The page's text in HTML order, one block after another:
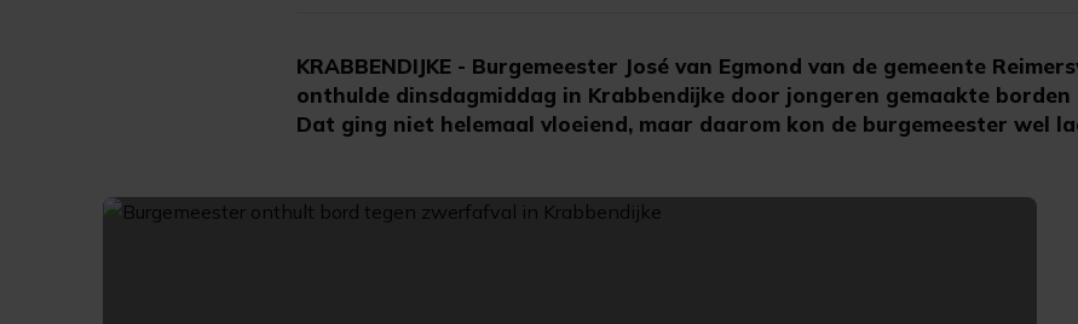
KRABBENDIJKE - Burgemeester José van Egmond van de gemeente
onthulde dinsdagmiddag in Krabbendijke door jongeren gemaakte
Dat ging niet helemaal vloeiend, maar daarom kon de burgemeester wel